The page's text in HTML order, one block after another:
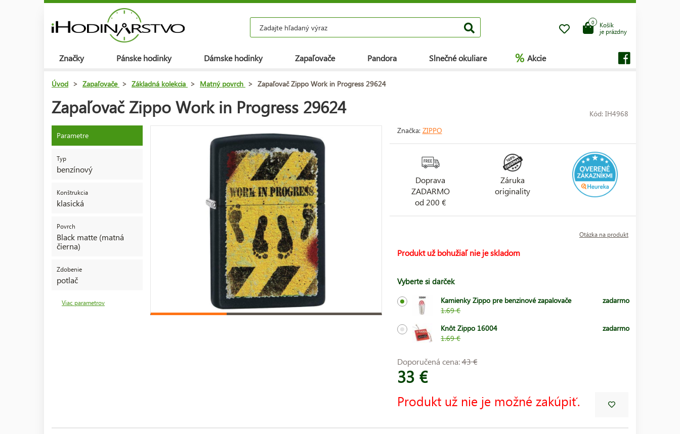
Košík
je prázdny
0
Značky Pánske hodinky Dámske hodinky Zapaľovače Pandora Slnečné okuliare % Akcie
Úvod > Zapaľovače > Základná kolekcia > Matný povrch > Zapaľovač Zippo Work in Progress 29624
Zapaľovač Zippo Work in Progress 29624 Kód: IH4968
Parametre
Typ
benzínový
Konštrukcia
klasická
Povrch
Black matte (matná
čierna)
Zdobenie
potlač
Viac parametrov
Značka: ZIPPO
Doprava
ZADARMO
od 200 €
Záruka
originality
Otázka na produkt
Produkt už bohužiaľ nie je skladom
Vyberte si darček
Kamienky Zippo pre benzinové zapalovače
1.69 €
zadarmo
Knôt Zippo 16004
1.69 €
zadarmo
Doporučená cena:43 €
33 €
Produkt už nie je možné zakúpiť.